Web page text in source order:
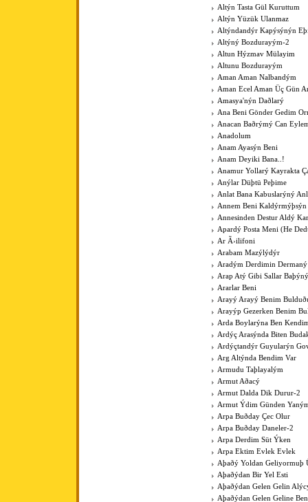
Altýn Tasta Gül Kuruttum
Altýn Yüzük Ulanmaz
Altýndandýr Kapýsýnýn
Altýný Bozdurayým-2
Altun Hýzmav Mülayim
Altunu Bozdurayým
Aman Aman Nalbandým
Aman Ecel Aman Üç Gün
Amasya'nýn Daðlarý
Ana Beni Gönder Gedim
Anacan Baðrýmý Can
Anadolum
Anam Ayasýn Beni
Anam Deyiki Bana..!
Anamur Yollarý Kayrakta
Anýlar Düþtü Peþime
Anlat Bana Kabuslarýný
Annem Beni
Annesinden Destur Aldý
Apardý Posta Meni (He
Ar Ã›ilifoni
Arabam Mazýlýdýr
Aradým Derdimin
Arap Atý Gibi Sallar Baþýný
Ararlar Beni
Arayý Arayý Benim
Arayýp Gezerken Benim
Arda Boylarýna Ben
Ardýç Arasýnda Biten
Ardýçtandýr Guyularýn
Arg Altýnda Bendim Var
Armudu Taþlayalým
Armut Aðacý
Armut Dalda Dik Durur-2
Armut Ýdim Günden
Arpa Buðday Çec Olur
Arpa Buðday Daneler-2
Arpa Derdim Süt Ýken
Arpa Ektim Evlek Evlek
Aþaðý Yoldan Geliyormuþ
Aþaðýdan Bir Yel Esti
Aþaðýdan Gelen Gelin
Aþaðýdan Gelen Geline